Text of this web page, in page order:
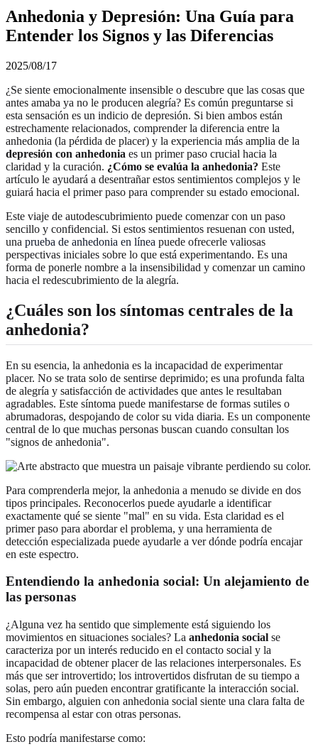
Anhedonia y Depresión: Una Guía para
Entender los Signos y las Diferencias
2025/08/17
¿Se siente emocionalmente insensible o descubre que las cosas que
antes amaba ya no le producen alegría? Es común preguntarse si
esta sensación es un indicio de depresión. Si bien ambos están
estrechamente relacionados, comprender la diferencia entre la
anhedonia (la pérdida de placer) y la experiencia más amplia de la
depresión con anhedonia es un primer paso crucial hacia la
claridad y la curación. ¿Cómo se evalúa la anhedonia? Este
artículo le ayudará a desentrañar estos sentimientos complejos y le
guiará hacia el primer paso para comprender su estado emocional.
Este viaje de autodescubrimiento puede comenzar con un paso
sencillo y confidencial. Si estos sentimientos resuenan con usted,
una prueba de anhedonia en línea puede ofrecerle valiosas
perspectivas iniciales sobre lo que está experimentando. Es una
forma de ponerle nombre a la insensibilidad y comenzar un camino
hacia el redescubrimiento de la alegría.
¿Cuáles son los síntomas centrales de la
anhedonia?
En su esencia, la anhedonia es la incapacidad de experimentar
placer. No se trata solo de sentirse deprimido; es una profunda falta
de alegría y satisfacción de actividades que antes le resultaban
agradables. Este síntoma puede manifestarse de formas sutiles o
abrumadoras, despojando de color su vida diaria. Es un componente
central de lo que muchas personas buscan cuando consultan los
"signos de anhedonia".
Para comprenderla mejor, la anhedonia a menudo se divide en dos
tipos principales. Reconocerlos puede ayudarle a identificar
exactamente qué se siente "mal" en su vida. Esta claridad es el
primer paso para abordar el problema, y una herramienta de
detección especializada puede ayudarle a ver dónde podría encajar
en este espectro.
Entendiendo la anhedonia social: Un alejamiento de
las personas
¿Alguna vez ha sentido que simplemente está siguiendo los
movimientos en situaciones sociales? La anhedonia social se
caracteriza por un interés reducido en el contacto social y la
incapacidad de obtener placer de las relaciones interpersonales. Es
más que ser introvertido; los introvertidos disfrutan de su tiempo a
solas, pero aún pueden encontrar gratificante la interacción social.
Sin embargo, alguien con anhedonia social siente una clara falta de
recompensa al estar con otras personas.
Esto podría manifestarse como: